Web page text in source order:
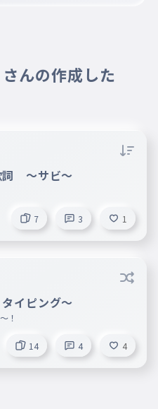
んの作成した
詞 〜サビ〜
7 3 1
イピング〜
！
14 4 4